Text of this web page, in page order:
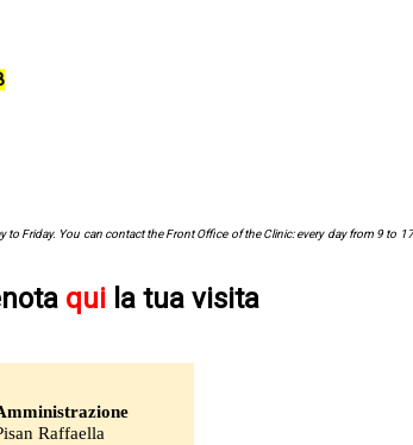
Friday. You can contact the Front Office of the Clinic: every day from 9 to
qui la tua visita
Raffaella